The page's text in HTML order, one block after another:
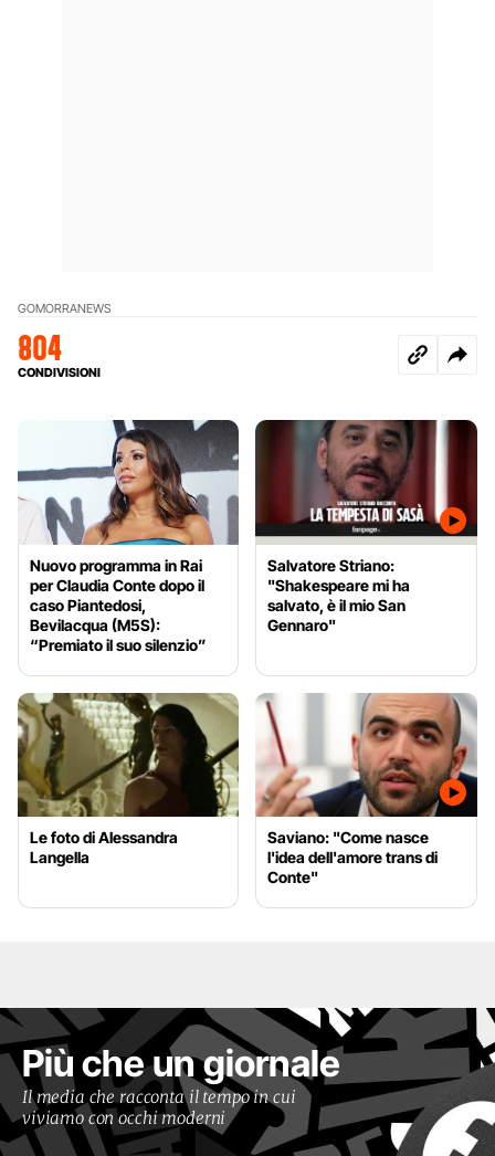
GOMORRANEWS
804
CONDIVISIONI
Nuovo programma in Rai
per Claudia Conte dopo il
caso Piantedosi,
Bevilacqua (M5S):
“Premiato il suo silenzio”
Salvatore Striano:
"Shakespeare mi ha
salvato, è il mio San
Gennaro"
Le foto di Alessandra
Langella
Saviano: "Come nasce
l'idea dell'amore trans di
Conte"
Più che un giornale
Il media che racconta il tempo in cui
viviamo con occhi moderni